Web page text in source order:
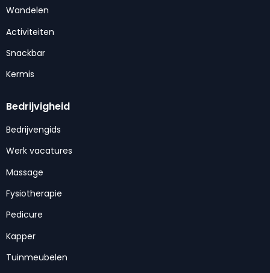
Wandelen
Activiteiten
Snackbar
Kermis
Bedrijvigheid
Bedrijvengids
Werk vacatures
Massage
Fysiotherapie
Pedicure
Kapper
Tuinmeubelen